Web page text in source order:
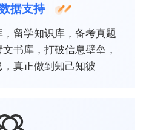
据支持
留学知识库，备考真题
书库，打破信息壁垒，
真正做到知己知彼